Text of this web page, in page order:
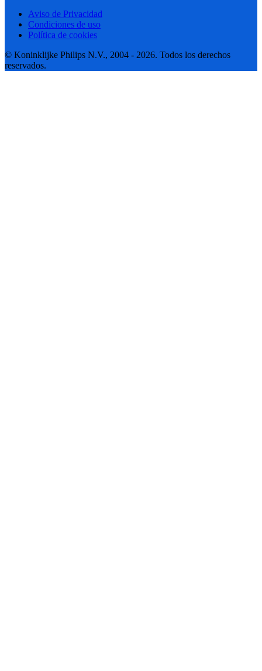
Aviso de Privacidad
Condiciones de uso
Política de cookies
© Koninklijke Philips N.V., 2004 - 2026. Todos los derechos
reservados.